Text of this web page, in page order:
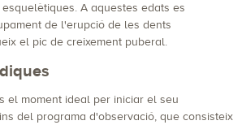
A aquestes edats es
de l'erupció de les dents
el pic de creixement puberal.
el moment ideal per iniciar el seu
del programa d'observació, que consisteix